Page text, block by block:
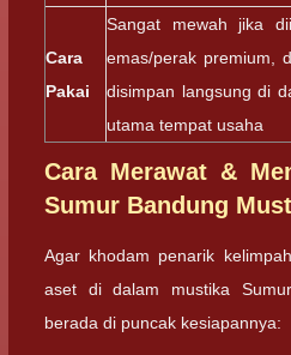
Cara
Pakai
Sangat mewah jika
emas/perak premium,
disimpan langsung di
utama tempat usaha
Cara Merawat &
Sumur Bandung
Agar khodam penarik
aset di dalam mustika
berada di puncak kesiapannya: